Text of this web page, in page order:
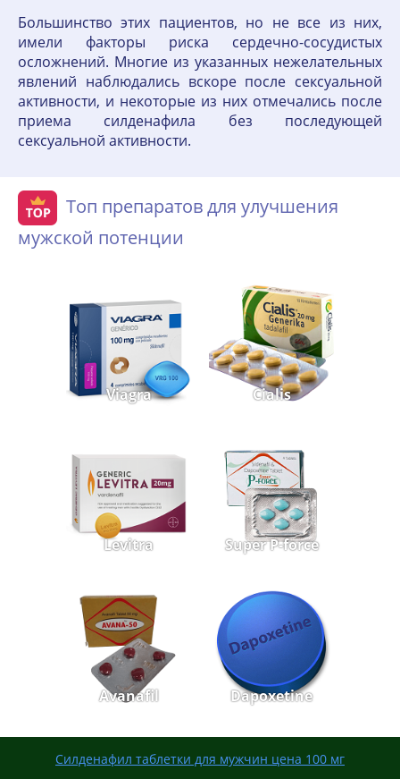
Большинство этих пациентов, но не все из них,
имели факторы риска сердечно-сосудистых
осложнений. Многие из указанных нежелательных
явлений наблюдались вскоре после сексуальной
активности, и некоторые из них отмечались после
приема силденафила без последующей
сексуальной активности.
Топ препаратов для улучшения
мужской потенции
Viagra Cialis
Levitra Super P-force
Avanafil Dapoxetine
Силденафил таблетки для мужчин цена 100 мг